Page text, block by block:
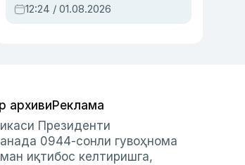
Абдулла Ориповни
сиёсий айбловлардан
12:24 / 01.08.2026
архивиРеклама
Президенти
0944-сонли гувоҳнома
иқтибос келтиришга,